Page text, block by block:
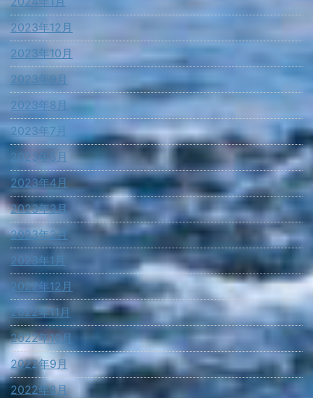
2023年12月
2023年10月
2023年9月
2023年8月
2023年7月
2023年5月
2023年4月
2023年3月
2023年2月
2023年1月
2022年12月
2022年11月
2022年10月
2022年9月
2022年8月